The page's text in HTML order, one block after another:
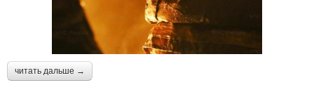
читать дальше →